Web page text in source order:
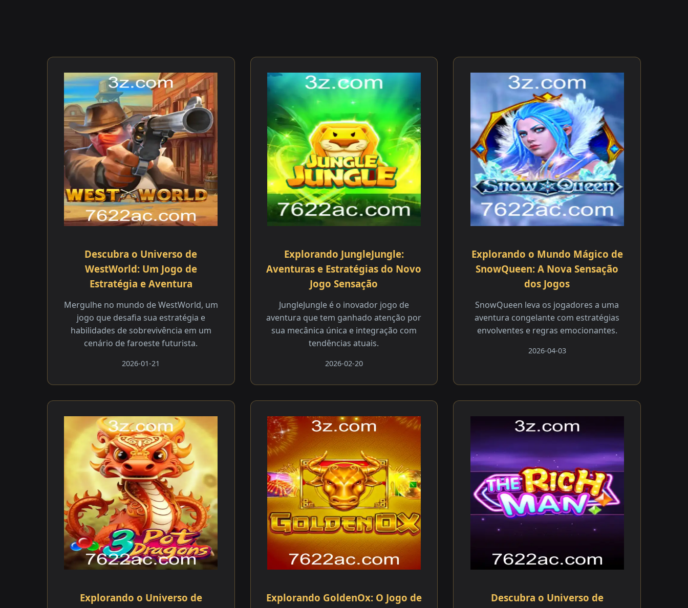
Descubra o Universo de
WestWorld: Um Jogo de
Estratégia e Aventura
Mergulhe no mundo de WestWorld, um
jogo que desafia sua estratégia e
habilidades de sobrevivência em um
cenário de faroeste futurista.
2026-01-21
Explorando JungleJungle:
Aventuras e Estratégias do Novo
Jogo Sensação
JungleJungle é o inovador jogo de
aventura que tem ganhado atenção por
sua mecânica única e integração com
tendências atuais.
2026-02-20
Explorando o Mundo Mágico de
SnowQueen: A Nova Sensação
dos Jogos
SnowQueen leva os jogadores a uma
aventura congelante com estratégias
envolventes e regras emocionantes.
2026-04-03
Explorando o Universo de
Explorando GoldenOx: O Jogo de
Descubra o Universo de